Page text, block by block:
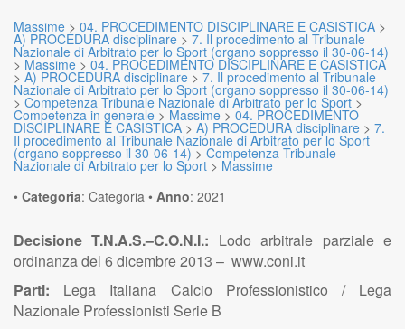
Massime > 04. PROCEDIMENTO DISCIPLINARE E CASISTICA >
A) PROCEDURA disciplinare > 7. Il procedimento al Tribunale
Nazionale di Arbitrato per lo Sport (organo soppresso il 30-06-14)
> Massime > 04. PROCEDIMENTO DISCIPLINARE E CASISTICA
> A) PROCEDURA disciplinare > 7. Il procedimento al Tribunale
Nazionale di Arbitrato per lo Sport (organo soppresso il 30-06-14)
> Competenza Tribunale Nazionale di Arbitrato per lo Sport >
Competenza in generale > Massime > 04. PROCEDIMENTO
DISCIPLINARE E CASISTICA > A) PROCEDURA disciplinare > 7.
Il procedimento al Tribunale Nazionale di Arbitrato per lo Sport
(organo soppresso il 30-06-14) > Competenza Tribunale
Nazionale di Arbitrato per lo Sport > Massime
• Categoria: Categoria • Anno: 2021
Decisione T.N.A.S.–C.O.N.I.: Lodo arbitrale parziale e
ordinanza del 6 dicembre 2013 – www.coni.it
Parti:
Lega Italiana Calcio Professionistico / Lega
Nazionale Professionisti Serie B